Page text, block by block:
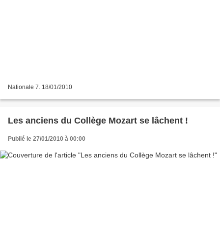
Nationale 7. 18/01/2010
Les anciens du Collège Mozart se lâchent !
Publié le 27/01/2010 à 00:00